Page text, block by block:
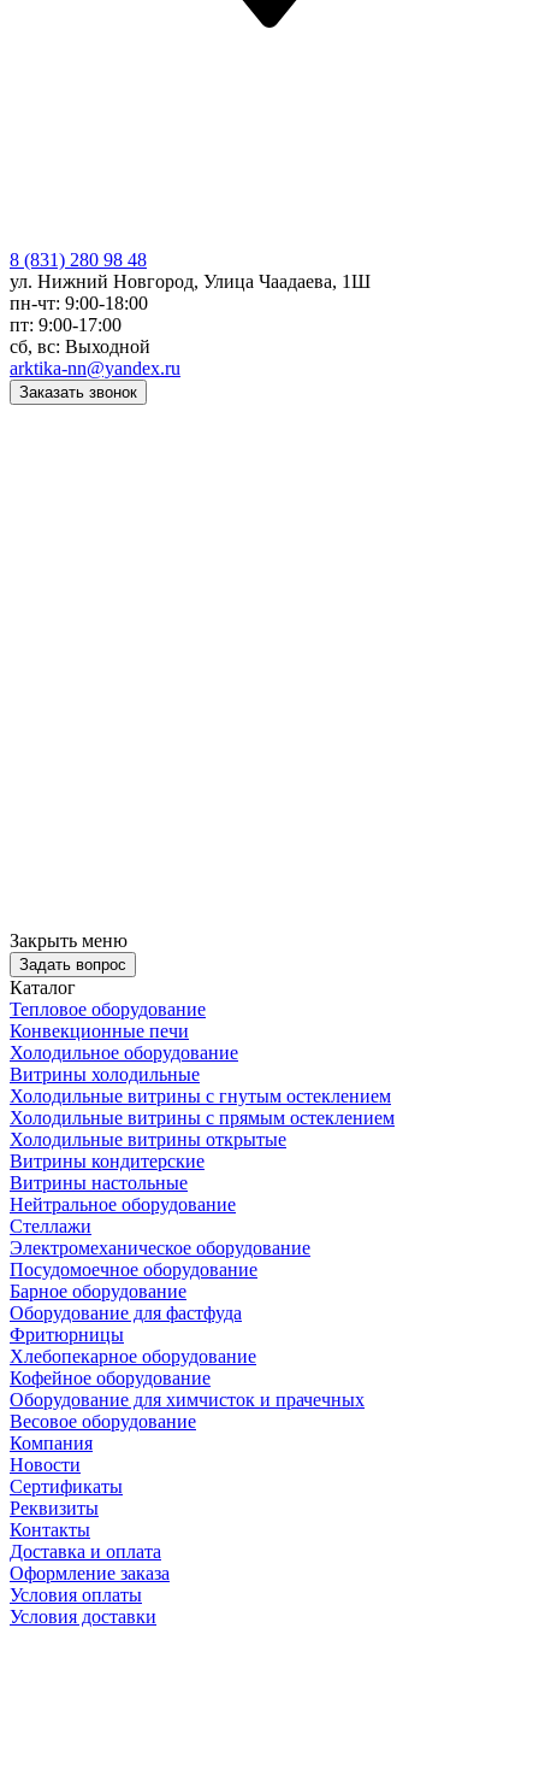
8 (831) 280 98 48
ул. Нижний Новгород, Улица Чаадаева, 1Ш
пн-чт: 9:00-18:00
пт: 9:00-17:00
сб, вс: Выходной
arktika-nn@yandex.ru
Заказать звонок
Закрыть меню
Задать вопрос
Каталог
Тепловое оборудование
Конвекционные печи
Холодильное оборудование
Витрины холодильные
Холодильные витрины с гнутым остеклением
Холодильные витрины с прямым остеклением
Холодильные витрины открытые
Витрины кондитерские
Витрины настольные
Нейтральное оборудование
Стеллажи
Электромеханическое оборудование
Посудомоечное оборудование
Барное оборудование
Оборудование для фастфуда
Фритюрницы
Хлебопекарное оборудование
Кофейное оборудование
Оборудование для химчисток и прачечных
Весовое оборудование
Компания
Новости
Сертификаты
Реквизиты
Контакты
Доставка и оплата
Оформление заказа
Условия оплаты
Условия доставки